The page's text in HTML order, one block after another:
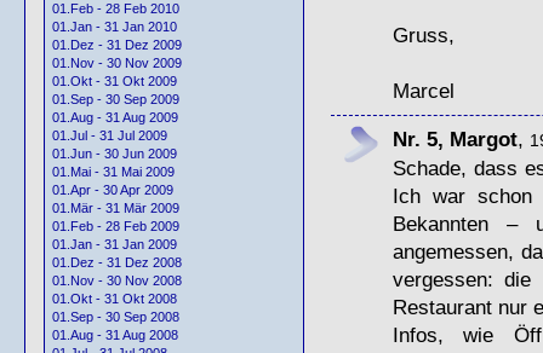
01.Feb - 28 Feb 2010
01.Jan - 31 Jan 2010
01.Dez - 31 Dez 2009
01.Nov - 30 Nov 2009
01.Okt - 31 Okt 2009
01.Sep - 30 Sep 2009
01.Aug - 31 Aug 2009
01.Jul - 31 Jul 2009
01.Jun - 30 Jun 2009
01.Mai - 31 Mai 2009
01.Apr - 30 Apr 2009
01.Mär - 31 Mär 2009
01.Feb - 28 Feb 2009
01.Jan - 31 Jan 2009
01.Dez - 31 Dez 2008
01.Nov - 30 Nov 2008
01.Okt - 31 Okt 2008
01.Sep - 30 Sep 2008
01.Aug - 31 Aug 2008
Gruss,
Marcel
Nr. 5, Margot,
Schade, dass
Ich war schon
Bekannten –
angemessen,
vergessen: die
Restaurant nur
Infos, wie